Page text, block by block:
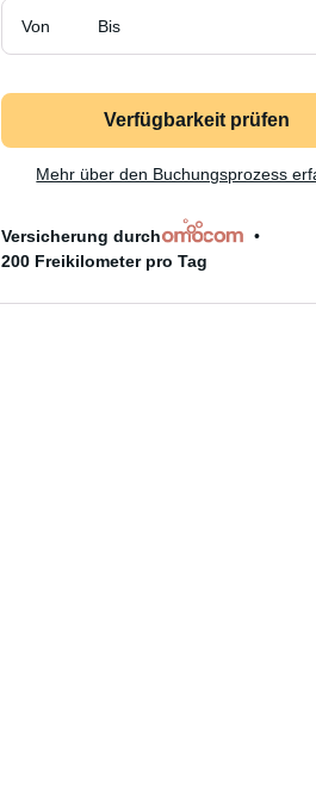
Von Bis
Verfügbarkeit prüfen
Mehr über den Buchungsprozess
Versicherung durch
200 Freikilometer pro Tag